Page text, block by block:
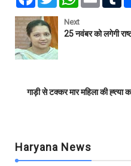
e
b
o
o
k
w
t
e
r
t
s
l
l
Next
25 नवंबर को लगेगी
गाड़ी से टक्कर मार महिला की
Haryana News